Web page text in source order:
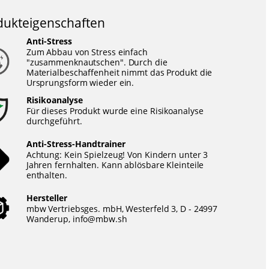
Anti-Stress
Zum Abbau von Stress einfach
"zusammenknautschen". Durch die
Materialbeschaffenheit nimmt das Produkt die
Ursprungsform wieder ein.
Risikoanalyse
Für dieses Produkt wurde eine Risikoanalyse
durchgeführt.
Anti-Stress-Handtrainer
Achtung: Kein Spielzeug! Von Kindern unter 3
Jahren fernhalten. Kann ablösbare Kleinteile
enthalten.
Hersteller
mbw Vertriebsges. mbH, Westerfeld 3, D - 24997
Wanderup, info@mbw.sh